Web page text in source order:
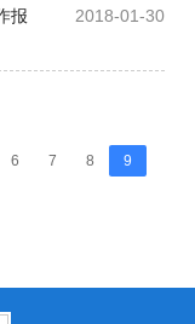
2018-01-30
报
6 7 8
9